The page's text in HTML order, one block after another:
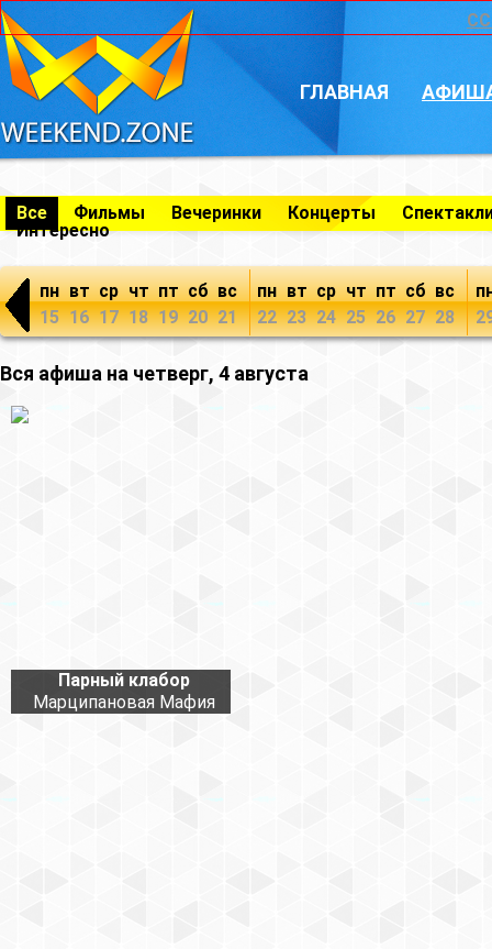
ГЛАВНАЯ
Все Фильмы Вечеринки Концерты
Интересно
пн
15
вт
16
ср
17
чт
18
пт
19
сб
20
вс
21
пн
22
вт
23
ср
24
чт
25
пт
26
сб
27
вс
28
Вся афиша на четверг, 4 августа
Парный клабор
Марципановая Мафия